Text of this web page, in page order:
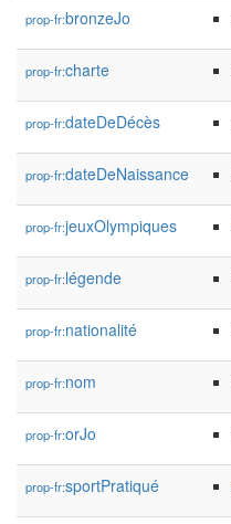
prop-fr:bronzeJo
prop-fr:charte
prop-fr:dateDeDécès
prop-fr:dateDeNaissance
prop-fr:jeuxOlympiques
prop-fr:légende
prop-fr:nationalité
prop-fr:nom
prop-fr:orJo
prop-fr:sportPratiqué